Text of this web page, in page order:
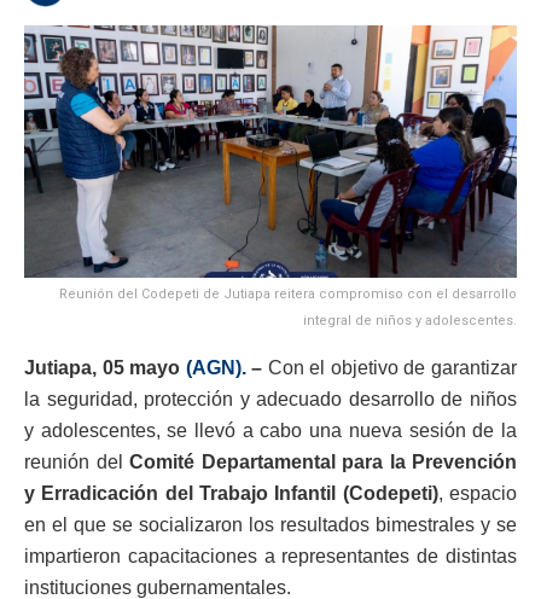
Reunión del Codepeti de Jutiapa reitera compromiso con el desarrollo
integral de niños y adolescentes.
Jutiapa, 05 mayo (AGN).– Con el objetivo de garantizar
la seguridad, protección y adecuado desarrollo de niños
y adolescentes, se llevó a cabo una nueva sesión de la
reunión del Comité Departamental para la Prevención
y Erradicación del Trabajo Infantil (Codepeti), espacio
en el que se socializaron los resultados bimestrales y se
impartieron capacitaciones a representantes de distintas
instituciones gubernamentales.